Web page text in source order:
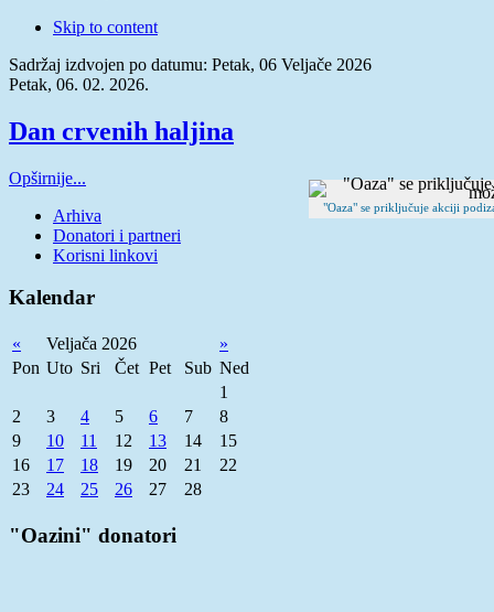
Skip to content
Sadržaj izdvojen po datumu: Petak, 06 Veljače 2026
Petak, 06. 02. 2026.
Dan crvenih haljina
"Oaza" se priključuje akciji
Opširnije...
Arhiva
Donatori i partneri
Korisni linkovi
Kalendar
« Veljača 2026
»
Pon Uto Sri Čet Pet Sub Ned
1
2
3 4 5 6 7
8
9
10 11 12 13 14
15
16
17 18 19 20 21
22
23
24 25 26 27 28
"Oazini" donatori